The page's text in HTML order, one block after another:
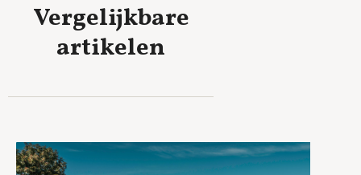
Vergelijkbare
artikelen